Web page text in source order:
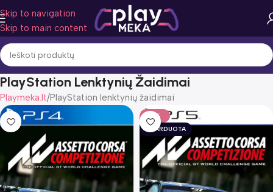
Skip to navigation
Skip to main content
PlayStation Lenktynių Žaidimai
Playmeka.lt PlayStation lenktynių žaidimai
-11%
IŠPARDUOTA